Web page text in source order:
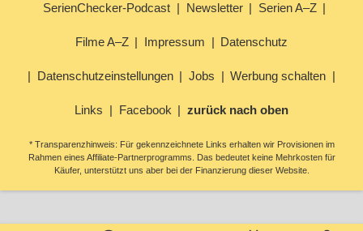
SerienChecker-Podcast Newsletter Serien A–Z
Filme A–Z Impressum Datenschutz
Datenschutzeinstellungen Jobs Werbung schalten
Links Facebook zurück nach oben
* Transparenzhinweis: Für gekennzeichnete Links erhalten wir Provisionen im
Rahmen eines Affiliate-Partnerprogramms. Das bedeutet keine Mehrkosten für
Käufer, unterstützt uns aber bei der Finanzierung dieser Website.